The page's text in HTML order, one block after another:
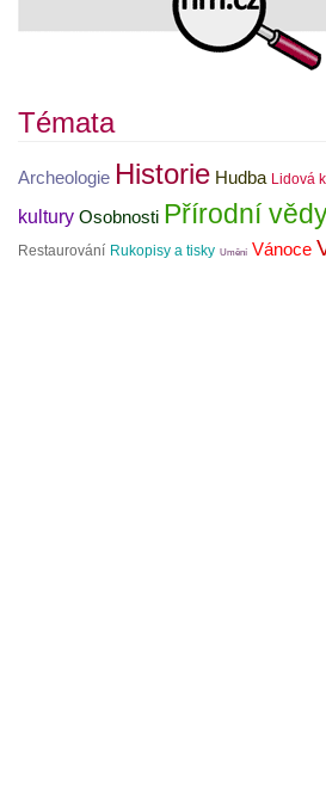
Témata
Archeologie Historie Hudba Lidová
kultury Osobnosti Přírodní
Restaurování Rukopisy a tisky Umění Vánoce